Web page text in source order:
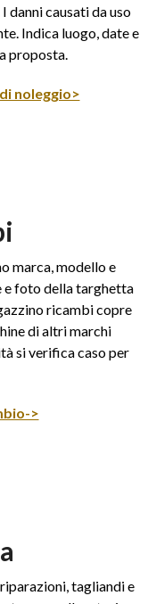
danni causati da uso
Indica luogo, date e
proposta.
noleggio>
marca, modello e
e foto della targhetta
ricambi copre
di altri marchi
si verifica caso per
>
tagliandi e